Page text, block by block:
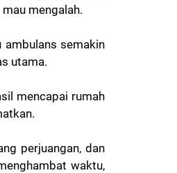
mengalah.
ambulans semakin
utama.
mencapai rumah
perjuangan, dan
waktu,